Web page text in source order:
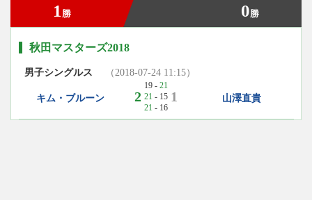
1 勝 0勝
秋田マスターズ2018
男子シングルス （2018-07-24 11:15）
キム・ブルーン 2
19 - 21
21 - 15
21 - 16
1 山澤直貴